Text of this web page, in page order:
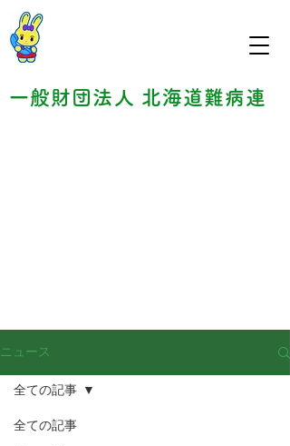
一般財団法人 北海道難病連
ニュース
全ての記事
全ての記事